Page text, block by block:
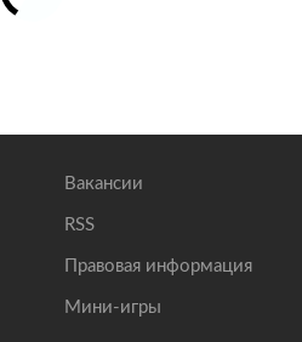
Вакансии
RSS
Правовая информация
Мини-игры